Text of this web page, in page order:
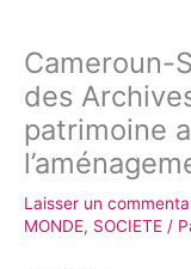
Cameroun-
des
patrimoine
Laisser un
MONDE, SOCIETE /